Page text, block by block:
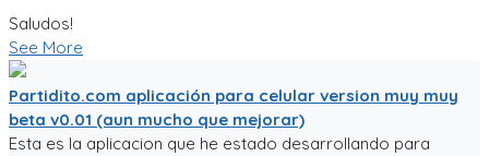
Saludos!
See More
Partidito.com aplicación para celular version muy muy
beta v0.01 (aun mucho que mejorar)
Esta es la aplicacion que he estado desarrollando para